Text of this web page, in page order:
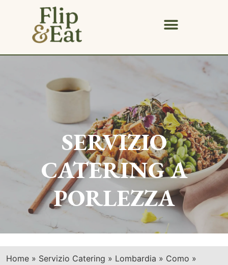
SERVIZIO
CATERING A
PORLEZZA
Home » Servizio Catering » Lombardia » Como »